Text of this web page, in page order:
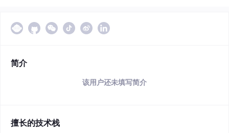
简介
该用户还未填写简介
擅长的技术栈